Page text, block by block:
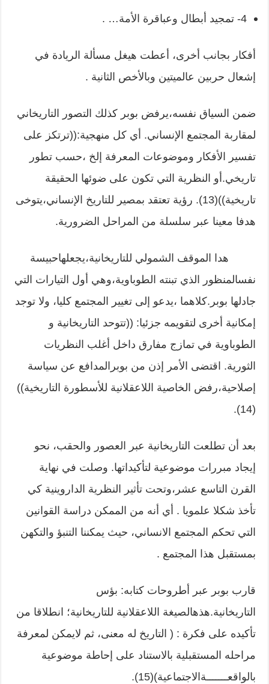
4- تمجيد أبطال وعباقرة الأمة… .
أفكار بجانب أخرى، أعطت هيغل مسألة الريادة في
إشعال حربين عالميتين وبالأخص الثانية .
ضمن السياق نفسه،يرفض بوبر كذلك التصور التاريخاني
لمقاربة المجتمع الإنساني. أي كل منهجية:((ترتكز على
تفسير الأفكار وموضوعات المعرفة إلخ ،حسب تطور
تاريخي.أو النظرية التي تكون على ضوئها الحقيقة
تاريخية))(13). رؤية تعتقد بمصير للتاريخ الإنساني،يتوخى
هدفا معينا عبر سلسلة من المراحل الضرورية.
هدا الموقف الشمولي للتاريخانية،يجعلهاحبيسة
نفسالمنظور الذي تبنته الطوباوية،وهي أول التيارات التي
جادلها بوبر.كلاهما ،يدعو إلى تغيير المجتمع كليا، ولا توجد
إمكانية أخرى لتقويمه جزئيا: ((تتوحد التاريخانية و
الطوباوية في تمازج مفارق داخل أغلب النظريات
الثورية. اقتضى الأمر إذن من بوبرالمدافع عن سياسة
إصلاحية،رفض الخاصية اللاعقلانية للأسطورة التاريخية))
(14).
بعد أن تطلعت التاريخانية عبر العصور والحقب، نحو
إيجاد مبررات موضوعية لتأكيداتها. وصلت في نهاية
القرن التاسع عشر،وتحت تأثير النظرية الداروينية كي
تأخذ شكلا علمويا . أي أنه من الممكن دراسة القوانين
التي تحكم المجتمع الانساني، حيث يمكننا التنبؤ والتكهن
بمستقبل هذا المجتمع .
قارب بوبر عبر أطروحات كتابه: بؤس
التاريخانية.هذهالصيغة اللاعقلانية للتاريخانية؛ انطلاقا من
تأكيده على فكرة : ( التاريخ له معنى، ثم لايمكن لمعرفة
مراحله المستقبلية بالاستناد على إحاطة موضوعية
بالواقعـــــــةالاجتماعية)(15).